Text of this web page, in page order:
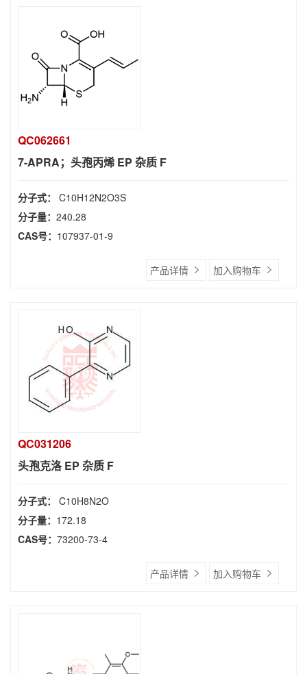
QC062661
7-APRA；头孢丙烯 EP 杂质 F
分子式： C10H12N2O3S
分子量： 240.28
CAS号： 107937-01-9
产品详情 加入购物车
QC031206
头孢克洛 EP 杂质 F
分子式： C10H8N2O
分子量： 172.18
CAS号： 73200-73-4
产品详情 加入购物车